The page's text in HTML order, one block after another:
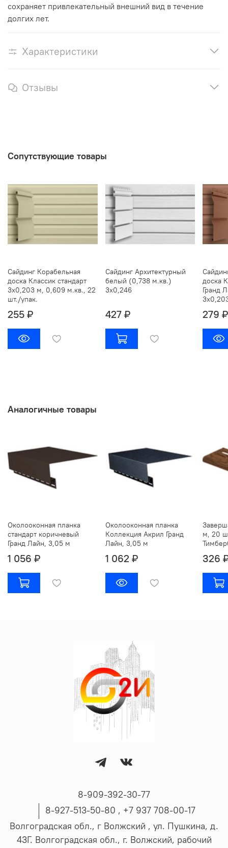
сохраняет привлекательный внешний вид в течение
долгих лет.
Характеристики
Отзывы
Сопутствующие товары
Сайдинг Корабельная
доска Классик стандарт
3х0,203 м, 0,609 м.кв., 22
шт./упак.
255 ₽
Сайдинг Архитектурный
белый (0,738 м.кв.)
3х0,246
427 ₽
доска
Гранд
279 ₽
Аналогичные товары
Околооконная планка
стандарт коричневый
Гранд Лайн, 3,05 м
1 056 ₽
Околооконная планка
Коллекция Акрил Гранд
Лайн, 3,05 м
1 062 ₽
м, 20
326
8-909-392-30-77
8-927-513-50-80 , ‪+7 937 708-00-17
Волгоградская обл., г Волжский , ул. Пушкина, д.
43Г. Волгоградская обл., г. Волжский, рабочий